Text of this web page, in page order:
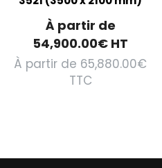
À partir de
54,900.00€ HT
À partir de 65,880.00€
TTC